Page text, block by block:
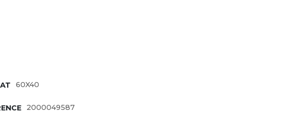
60X40
2000049587